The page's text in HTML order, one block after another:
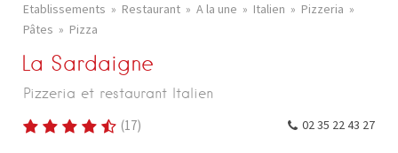
Etablissements Restaurant A la une Italien
Pizzeria
Pâtes
Pizza
La Sardaigne
Pizzeria et restaurant Italien
(17) 02 35 22 43 27